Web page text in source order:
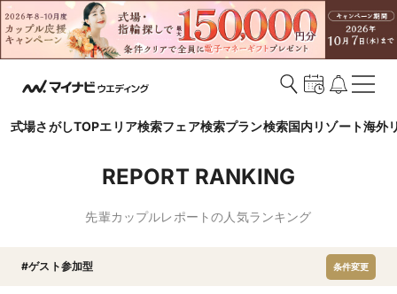
式場さがしTOPエリア検索フェア検索プラン検索国内リゾート海外
REPORT RANKING
先輩カップルレポートの人気ランキング
#ゲスト参加型 条件変更